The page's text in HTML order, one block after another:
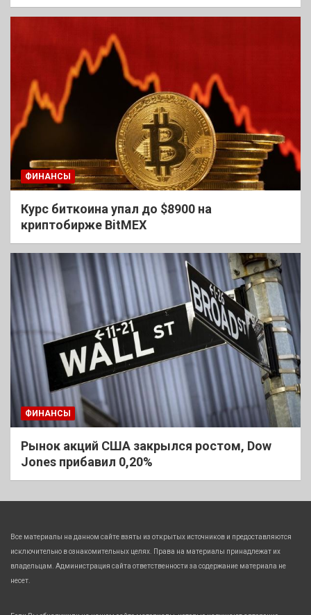
ФИНАНСЫ
Курс биткоина упал до $8900 на
криптобирже BitMEX
ФИНАНСЫ
Рынок акций США закрылся ростом, Dow
Jones прибавил 0,20%
Все материалы на данном сайте взяты из открытых источников и предоставляются
исключительно в ознакомительных целях. Права на материалы принадлежат их
владельцам. Администрация сайта ответственности за содержание материала не
несет.